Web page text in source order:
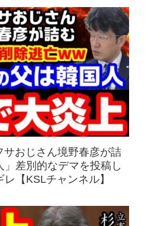
サおじさん境野春彦が詰
差別的なデマを投稿し
【KSLチャンネル】